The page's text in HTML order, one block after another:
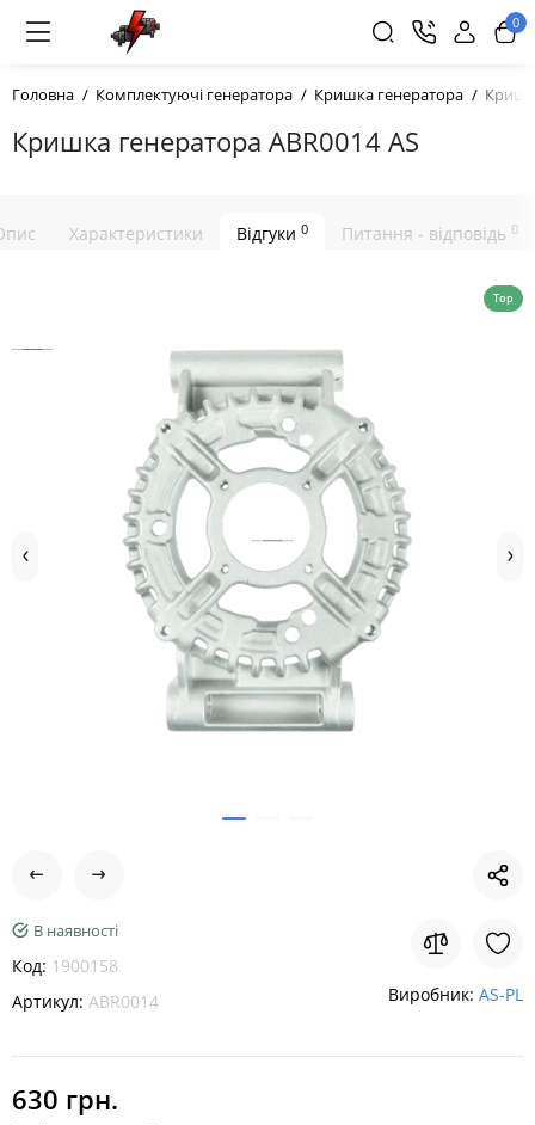
0
Головна Комплектуючі генератора Кришка генератора
Кришка генератора ABR0014 AS
Характеристики Відгуки 0 Питання - відповідь 0
Top
В наявності
Код: 1900158
Артикул: ABR0014 Виробник: AS-PL
630 грн.